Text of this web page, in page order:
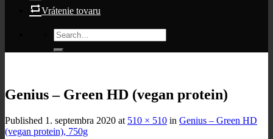
Vrátenie tovaru
Search
for:
Genius – Green HD (vegan protein)
Published 1. septembra 2020 at 510 × 510 in Genius – Green HD
(vegan protein), 750g